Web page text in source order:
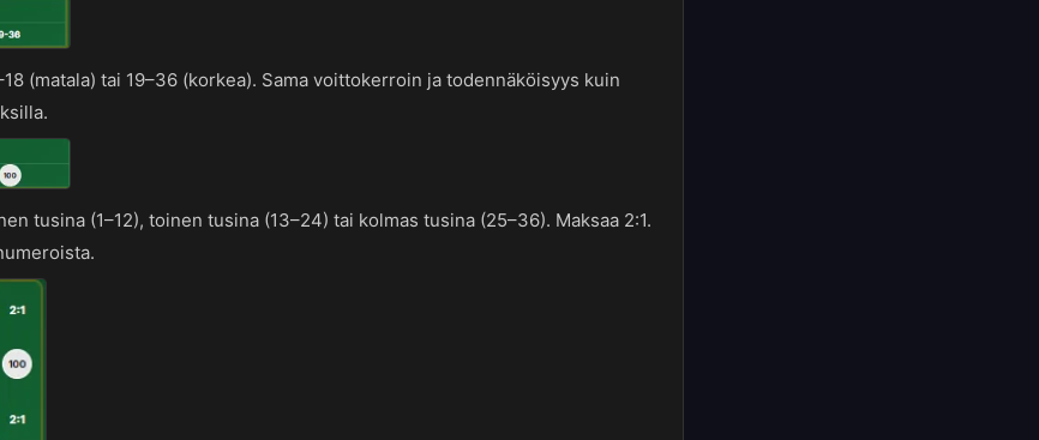
(matala) tai 19–36 (korkea). Sama voittokerroin ja todennäköisyys kuin
tusina (1–12), toinen tusina (13–24) tai kolmas tusina (25–36). Maksaa 2:1.